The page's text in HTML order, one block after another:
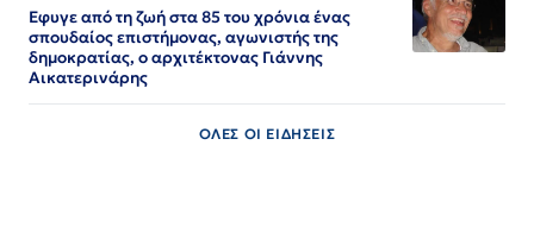
Εφυγε από τη ζωή στα 85 του χρόνια ένας
σπουδαίος επιστήμονας, αγωνιστής της
δημοκρατίας, ο αρχιτέκτονας Γιάννης
Αικατερινάρης
ΟΛΕΣ ΟΙ ΕΙΔΗΣΕΙΣ